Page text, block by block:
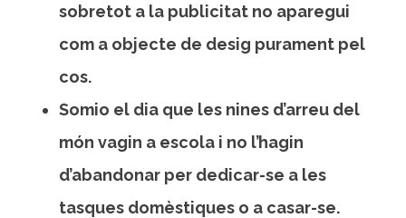
sobretot a la publicitat no aparegui
com a objecte de desig purament pel
cos.
Somio el dia que les nines d’arreu del
món vagin a escola i no l’hagin
d’abandonar per dedicar-se a les
tasques domèstiques o a casar-se.